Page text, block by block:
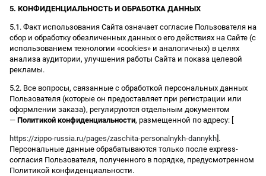
5. КОНФИДЕНЦИАЛЬНОСТЬ И ОБРАБОТКА ДАННЫХ
5.1. Факт использования Сайта означает согласие Пользователя на
сбор и обработку обезличенных данных о его действиях на Сайте (с
использованием технологии «cookies» и аналогичных) в целях
анализа аудитории, улучшения работы Сайта и показа целевой
рекламы.
5.2. Все вопросы, связанные с обработкой персональных данных
Пользователя (которые он предоставляет при регистрации или
оформлении заказа), регулируются отдельным документом
— Политикой конфиденциальности, размещенной по адресу: [
https://zippo-russia.ru/pages/zaschita-personalnykh-dannykh ].
Персональные данные обрабатываются только после express-
согласия Пользователя, полученного в порядке, предусмотренном
Политикой конфиденциальности.